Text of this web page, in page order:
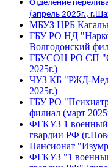
Отделение
(апрель 2025г.,
МБУЗ ЦРБ
ГБУ РО НД
Волгодонский
ГБУСОН РО СП
2025г.)
ЧУЗ КБ "РЖД-
2025г.)
ГБУ РО
филиал (март
ФГКУЗ 1 военный
гвардии РФ
Пансионат
ФГКУЗ "1 военный